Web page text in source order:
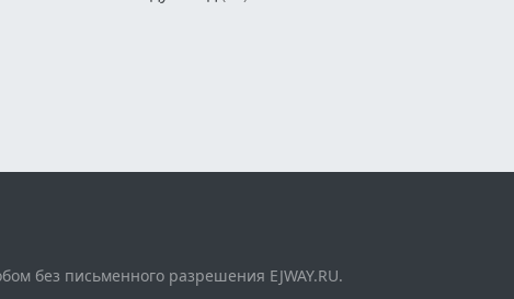
без письменного разрешения EJWAY.RU.